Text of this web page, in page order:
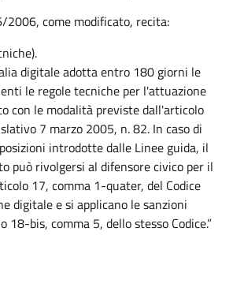
2006, come modificato, recita:
digitale adotta entro 180 giorni le
le regole tecniche per l'attuazione
con le modalità previste dall'articolo
7 marzo 2005, n. 82. In caso di
introdotte dalle Linee guida, il
può rivolgersi al difensore civico per il
17, comma 1-quater, del Codice
digitale e si applicano le sanzioni
18-bis, comma 5, dello stesso Codice.”